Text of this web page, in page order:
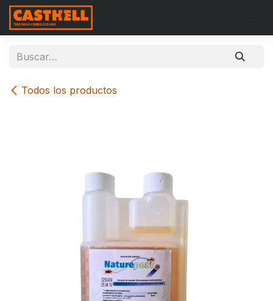
Ir al contenido
Todos los productos